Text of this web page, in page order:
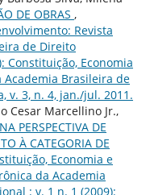
DE OBRAS ,
Revista
de Direito
Constituição, Economia
Academia Brasileira de
v. 3, n. 4, jan./jul. 2011.
Cesar Marcellino Jr.,
PERSPECTIVA DE
À CATEGORIA DE
Economia e
da Academia
: v. 1 n. 1 (2009):